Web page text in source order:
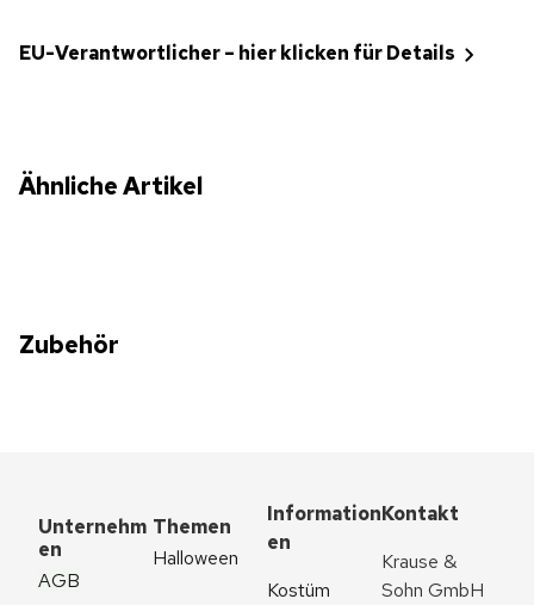
EU-Verantwortlicher – hier klicken für Details
Ähnliche Artikel
Zubehör
Unternehm
en
AGB
Themen
Halloween
Information
en
Kostüm
Kontakt
Krause &
Sohn GmbH